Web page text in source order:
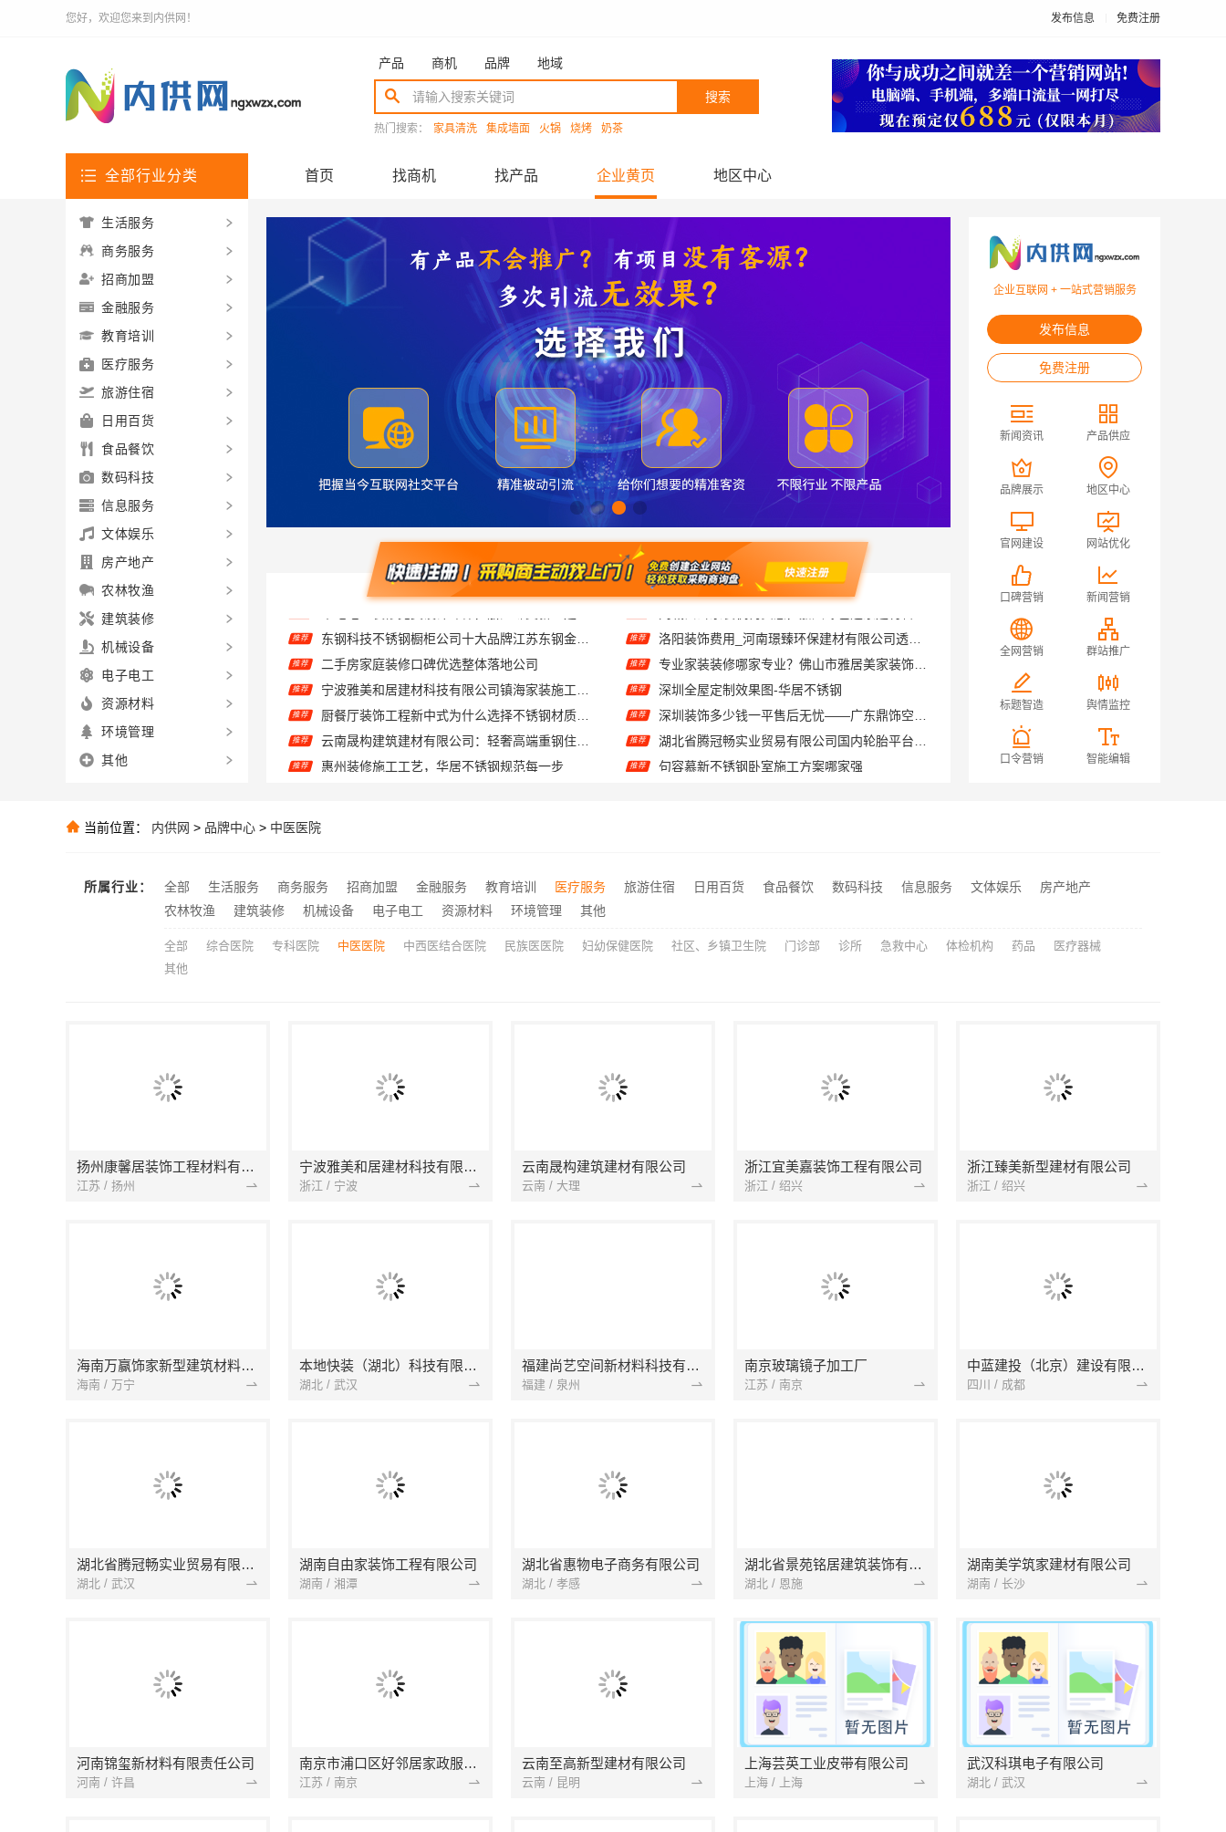
您好，欢迎您来到内供网！ 发布信息 免费注册
产品 商机 品牌 地域
搜索
热门搜索： 家具清洗 集成墙面 火锅 烧烤 奶茶
全部行业分类 首页 找商机 找产品 企业黄页 地区中心
推荐 二手房家庭装修口碑优选整体落地公司
推荐
推荐 厨餐厅装饰工程新中式为什么选择不锈钢材质——江苏东钢金属家居
推荐 云南晟构建筑建材有限公司：轻奢高端重钢住宅本地维保
推荐 惠州装修施工工艺，华居不锈钢规范每一步
推荐
推荐
本地毛坯装修免费设计环保，浙江臻美新型建材有限公司省心装新家
洛阳装饰费用_河南璟臻环保建材有限公司透明报价无隐形消费
推荐 专业家装装修哪家专业？佛山市雅居美家装饰全流程标准化管控
推荐 深圳全屋定制效果图-华居不锈钢
推荐
推荐 湖北省腾冠畅实业贸易有限公司国内轮胎平台解决方案
推荐 句容慕新不锈钢卧室施工方案哪家强
推荐
同城口碑家装机构实惠，嘉兴绿色之家建材科技有限公司
企业互联网 + 一站式营销服务
发布信息
免费注册
新闻资讯 产品供应
品牌展示 地区中心
官网建设 网站优化
口碑营销 新闻营销
全网营销 群站推广
标题智造 舆情监控
口令营销 智能编辑
生活服务
商务服务
招商加盟
金融服务
教育培训
医疗服务
旅游住宿
日用百货
食品餐饮
数码科技
信息服务
文体娱乐
房产地产
农林牧渔
建筑装修
机械设备
电子电工
资源材料
环境管理
其他
当前位置： 内供网 > 品牌中心 > 中医医院
所属行业： 全部 生活服务 商务服务 招商加盟 金融服务 教育培训 医疗服务 旅游住宿 日用百货 食品餐饮 数码科技 信息服务 文体娱乐
房产地产
农林牧渔
建筑装修 机械设备 电子电工 资源材料 环境管理 其他
全部 综合医院 专科医院 中医医院 中西医结合医院 民族医医院 妇幼保健医院 社区、乡镇卫生院 门诊部 诊所 急救中心 体检机构 药品
医疗器械
其他
扬州康馨居装饰工程材料有限公司
江苏 / 扬州
宁波雅美和居建材科技有限公司
浙江 / 宁波
云南晟构建筑建材有限公司
云南 / 大理
浙江宜美嘉装饰工程有限公司
浙江 / 绍兴
浙江臻美新型建材有限公司
浙江 / 绍兴
海南万赢饰家新型建筑材料有限公司
海南 / 万宁
本地快装（湖北）科技有限公司
湖北 / 武汉
福建尚艺空间新材料科技有限公司
福建 / 泉州
南京玻璃镜子加工厂
江苏 / 南京
中蓝建投（北京）建设有限公司四川第一分公司
四川 / 成都
湖北省腾冠畅实业贸易有限公司
湖北 / 武汉
湖南自由家装饰工程有限公司
湖南 / 湘潭
湖北省惠物电子商务有限公司
湖北 / 孝感
湖北省景苑铭居建筑装饰有限公司
湖北 / 恩施
湖南美学筑家建材有限公司
湖南 / 长沙
河南锦玺新材料有限责任公司
河南 / 许昌
南京市浦口区好邻居家政服务中心
江苏 / 南京
云南至高新型建材有限公司
云南 / 昆明
上海芸英工业皮带有限公司
上海 / 上海
武汉科琪电子有限公司
湖北 / 武汉